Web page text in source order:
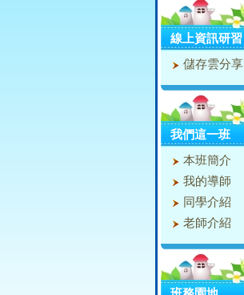
線上資訊研習
儲存雲分享
我們這一班
本班簡介
我的導師
同學介紹
老師介紹